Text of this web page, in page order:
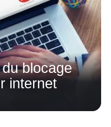
blocage
internet